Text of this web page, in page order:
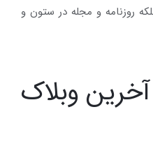
روزنامه و مجله در ستون و
آخرین وبلاک